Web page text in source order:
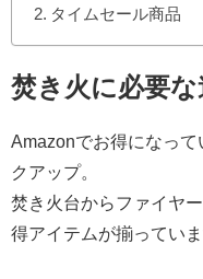
タイムセール商品
焚き火に必要
Amazonでお得になっ
クアップ。
焚き火台からファイヤ
得アイテムが揃っていま